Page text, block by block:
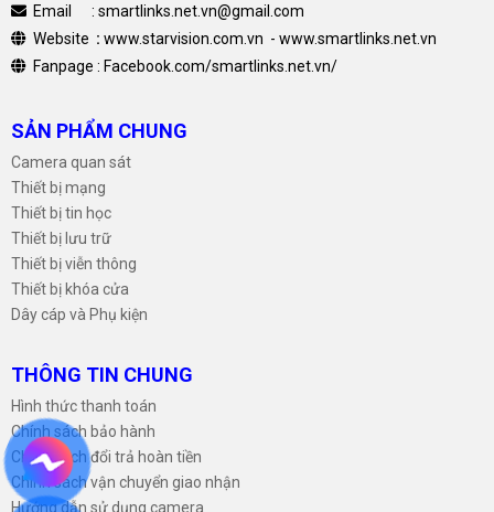
Email : smartlinks.net.vn@gmail.com
Website : www.starvision.com.vn - www.smartlinks.net.vn
Fanpage : Facebook.com/smartlinks.net.vn/
SẢN PHẨM CHUNG
Camera quan sát
Thiết bị mạng
Thiết bị tin học
Thiết bị lưu trữ
Thiết bị viễn thông
Thiết bị khóa cửa
Dây cáp và Phụ kiện
THÔNG TIN CHUNG
Hình thức thanh toán
Chính sách bảo hành
Chính sách đổi trả hoàn tiền
Chính sách vận chuyển giao nhận
Hướng dẫn sử dụng camera